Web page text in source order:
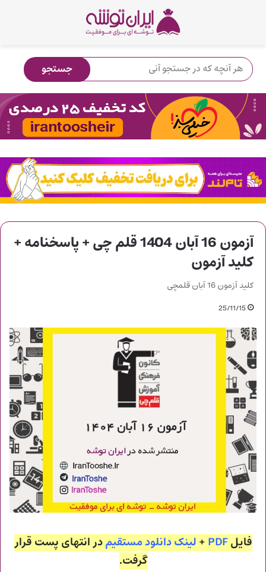
آزمون 16 آبان 1404 قلم چی + پاسخنامه +
کلید آزمون
کلید آزمون 16 آبان قلمچی
25/11/15
فایلPDF
+ لینک دانلود مستقیمدر انتهای پست قرار
گرفت.